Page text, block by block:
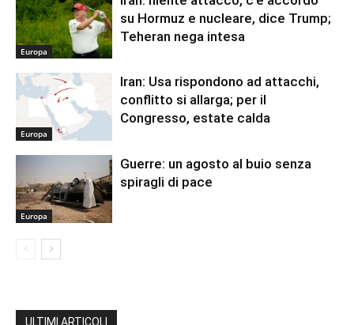
Europa
su Hormuz e nucleare, dice Trump;
Teheran nega intesa
Europa
Iran: Usa rispondono ad attacchi,
conflitto si allarga; per il
Congresso, estate calda
Europa
Guerre: un agosto al buio senza
spiragli di pace
ULTIMI ARTICOLI